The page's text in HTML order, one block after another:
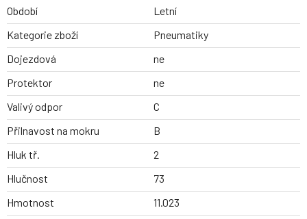
Období
Letní
Kategorie zboží
Pneumatiky
Dojezdová
ne
Protektor
ne
Valivý odpor
C
Přilnavost na mokru
B
Hluk tř.
2
Hlučnost
73
Hmotnost
11.023